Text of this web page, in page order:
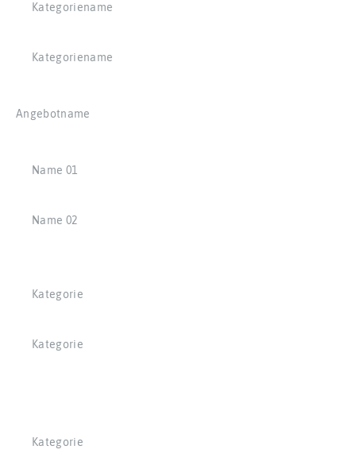
Kategoriename
Kategoriename
Angebotname
Name 01
Name 02
Kategorie
Kategorie
Kategorie